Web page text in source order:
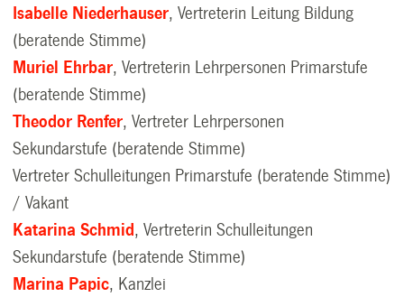
Isabelle Niederhauser, Vertreterin Leitung Bildung
(beratende Stimme)
Muriel Ehrbar, Vertreterin Lehrpersonen Primarstufe
(beratende Stimme)
Theodor Renfer, Vertreter Lehrpersonen
Sekundarstufe (beratende Stimme)
Vertreter Schulleitungen Primarstufe (beratende Stimme)
/ Vakant
Katarina Schmid , Vertreterin Schulleitungen
Sekundarstufe (beratende Stimme)
Marina Papic, Kanzlei